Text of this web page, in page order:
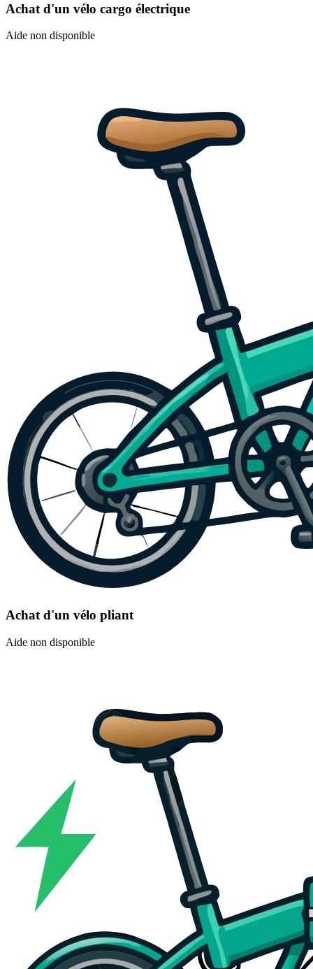
Achat d'un vélo cargo électrique
Aide non disponible
Achat d'un vélo pliant
Aide non disponible